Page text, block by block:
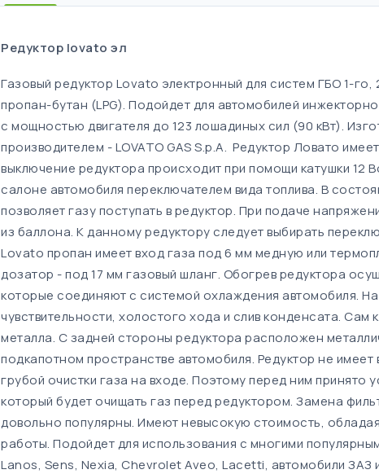
Редуктор lovato эл
Газовый редуктор Lovato электронный для систем ГБО 1-
пропан-бутан (LPG). Подойдет для автомобилей
с мощностью двигателя до 123 лошадиных сил (90 кВт).
производителем - LOVATO GAS S.p.A. Редуктор Ловато
выключение редуктора происходит при помощи катушки 12
салоне автомобиля переключателем вида топлива. В
позволяет газу поступать в редуктор. При подаче
из баллона. К данному редуктору следует выбирать
Lovato пропан имеет вход газа под 6 мм медную или
дозатор - под 17 мм газовый шланг. Обогрев редуктора
которые соединяют с системой охлаждения автомобиля.
чувствительности, холостого хода и слив конденсата.
металла. С задней стороны редуктора расположен
подкапотном пространстве автомобиля. Редуктор не
грубой очистки газа на входе. Поэтому перед ним принято
который будет очищать газ перед редуктором. Замена
довольно популярны. Имеют невысокую стоимость,
работы. Подойдет для использования с многими
Lanos, Sens, Nexia, Chevrolet Aveo, Lacetti, автомобили ЗАЗ